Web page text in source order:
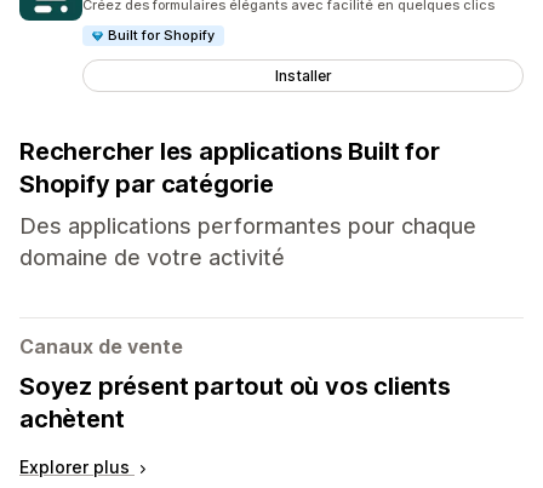
Créez des formulaires élégants avec facilité en quelques clics
Built for Shopify
Installer
Rechercher les applications Built for
Shopify par catégorie
Des applications performantes pour chaque
domaine de votre activité
Canaux de vente
Soyez présent partout où vos clients
achètent
Explorer plus